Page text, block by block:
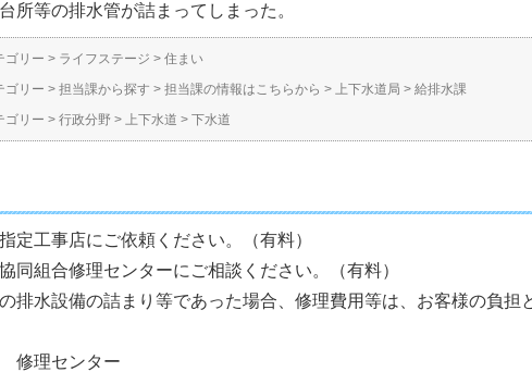
所等の排水管が詰まってしまった。
ゴリー > ライフステージ > 住まい
ゴリー > 担当課から探す > 担当課の情報はこちらから > 上下水道局 > 給排水課
ゴリー > 行政分野 > 上下水道 > 下水道
定工事店にご依頼ください。（有料）
同組合修理センターにご相談ください。（有料）
排水設備の詰まり等であった場合、修理費用等は、お客様の負担
修理センター